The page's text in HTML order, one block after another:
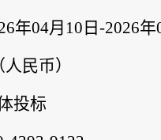
年04月10日-2026年
民币）
投标